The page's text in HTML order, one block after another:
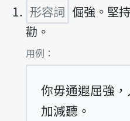
形容詞 倔強。堅
勸。
第1項釋義的
用例：
你毋通遐屈強
加減聽。